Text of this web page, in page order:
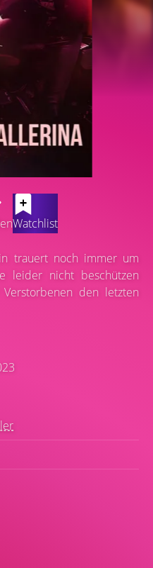
Watchlist
trauert noch immer um
leider nicht beschützen
den letzten